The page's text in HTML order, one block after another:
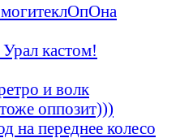
кастом!
и волк
оппозит)))
на переднее колесо